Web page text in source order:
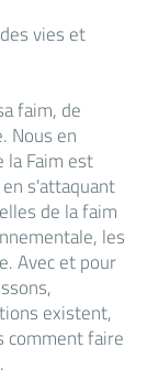
vies et
faim, de
Nous en
Faim est
s'attaquant
de la faim
les
Avec et pour
existent,
comment faire